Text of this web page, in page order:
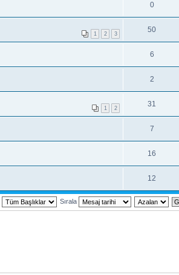
0
1 2 3 50
6
2
1 2 31
7
16
12
Sırala